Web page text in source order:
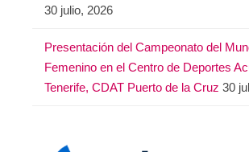
30 julio, 2026
Presentación del Campeonato del
Femenino en el Centro de Deportes
Tenerife, CDAT Puerto de la Cruz 30